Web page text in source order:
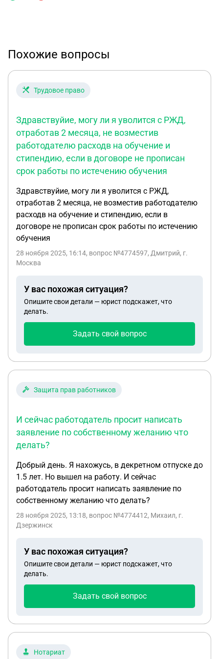
Похожие вопросы
Трудовое право
Здравствуйие, могу ли я уволится с РЖД,
отработав 2 месяца, не возместив
работодателю расходв на обучение и
стипендию, если в договоре не прописан
срок работы по истечению обучения
Здравствуйие, могу ли я уволится с РЖД,
отработав 2 месяца, не возместив работодателю
расходв на обучение и стипендию, если в
договоре не прописан срок работы по истечению
обучения
28 ноября 2025, 16:14, вопрос №4774597, Дмитрий, г.
Москва
У вас похожая ситуация?
Опишите свои детали — юрист подскажет, что
делать.
Задать свой вопрос
Защита прав работников
И сейчас работодатель просит написать
заявление по собственному желанию что
делать?
Добрый день. Я нахожусь, в декретном отпуске до
1.5 лет. Но вышел на работу. И сейчас
работодатель просит написать заявление по
собственному желанию что делать?
28 ноября 2025, 13:18, вопрос №4774412, Михаил, г.
Дзержинск
У вас похожая ситуация?
Опишите свои детали — юрист подскажет, что
делать.
Задать свой вопрос
Нотариат